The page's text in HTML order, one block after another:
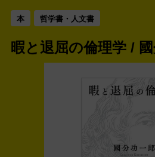
本 哲学書・人文書
暇と退屈の倫理学 /